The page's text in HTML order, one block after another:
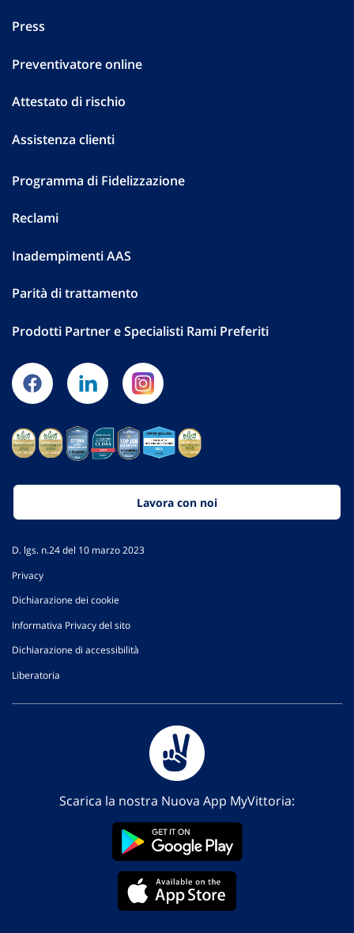
Press
Preventivatore online
Attestato di rischio
Assistenza clienti
Programma di Fidelizzazione
Reclami
Inadempimenti AAS
Parità di trattamento
Prodotti Partner e Specialisti Rami Preferiti
Lavora con noi
D. lgs. n.24 del 10 marzo 2023
Privacy
Dichiarazione dei cookie
Informativa Privacy del sito
Dichiarazione di accessibilità
Liberatoria
Scarica la nostra Nuova App MyVittoria: